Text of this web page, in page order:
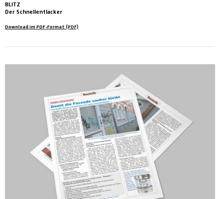
BLITZ
Der Schnellentlacker
Download im PDF-Format (PDF)